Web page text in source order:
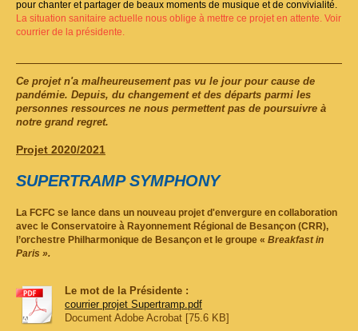
pour chanter et partager de beaux moments de musique et de convivialité.
La situation sanitaire actuelle nous oblige à mettre ce projet en attente. Voir
courrier de la présidente.
Ce projet n'a malheureusement pas vu le jour pour cause de
pandémie. Depuis, du changement et des départs parmi les
personnes ressources ne nous permettent pas de poursuivre à
notre grand regret.
Projet 2020/2021
SUPERTRAMP SYMPHONY
La FCFC se lance dans un nouveau projet d'envergure en collaboration
avec le Conservatoire à Rayonnement Régional de Besançon (CRR),
l’orchestre Philharmonique de Besançon et le groupe « Breakfast in
Paris ».
Le mot de la Présidente :
courrier projet Supertramp.pdf
Document Adobe Acrobat [75.6 KB]